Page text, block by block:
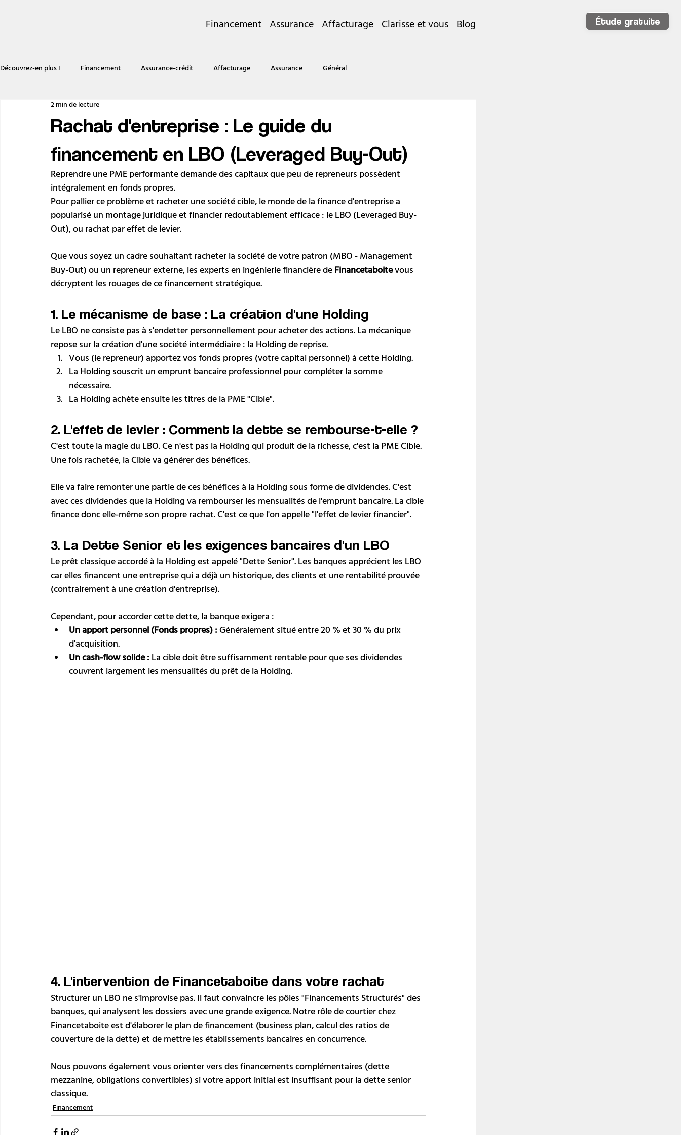
Financement Assurance Affacturage Clarisse et vous Blog Étude gratuite
Découvrez-en plus ! Financement Assurance-crédit Affacturage Assurance Général
Rachat d'entreprise : Le guide du
financement en LBO (Leveraged Buy-Out)
2 min de lecture
Reprendre une PME performante demande des capitaux que peu de repreneurs possèdent
intégralement en fonds propres.
Pour pallier ce problème et racheter une société cible, le monde de la finance d'entreprise a
popularisé un montage juridique et financier redoutablement efficace : le LBO (Leveraged Buy-
Out), ou rachat par effet de levier.
Que vous soyez un cadre souhaitant racheter la société de votre patron (MBO - Management
Buy-Out) ou un repreneur externe, les experts en ingénierie financière de Financetaboite vous
décryptent les rouages de ce financement stratégique.
1. Le mécanisme de base : La création d'une Holding
Le LBO ne consiste pas à s'endetter personnellement pour acheter des actions. La mécanique
repose sur la création d'une société intermédiaire : la Holding de reprise.
Vous (le repreneur) apportez vos fonds propres (votre capital personnel) à cette Holding.
La Holding souscrit un emprunt bancaire professionnel pour compléter la somme
nécessaire.
La Holding achète ensuite les titres de la PME "Cible".
2. L'effet de levier : Comment la dette se rembourse-t-elle ?
C'est toute la magie du LBO. Ce n'est pas la Holding qui produit de la richesse, c'est la PME Cible.
Une fois rachetée, la Cible va générer des bénéfices.
Elle va faire remonter une partie de ces bénéfices à la Holding sous forme de dividendes. C'est
avec ces dividendes que la Holding va rembourser les mensualités de l'emprunt bancaire. La cible
finance donc elle-même son propre rachat. C'est ce que l'on appelle "l'effet de levier financier".
3. La Dette Senior et les exigences bancaires d'un LBO
Le prêt classique accordé à la Holding est appelé "Dette Senior". Les banques apprécient les LBO
car elles financent une entreprise qui a déjà un historique, des clients et une rentabilité prouvée
(contrairement à une création d'entreprise).
Cependant, pour accorder cette dette, la banque exigera :
Un apport personnel (Fonds propres) : Généralement situé entre 20 % et 30 % du prix
d'acquisition.
Un cash-flow solide : La cible doit être suffisamment rentable pour que ses dividendes
couvrent largement les mensualités du prêt de la Holding.
4. L'intervention de Financetaboite dans votre rachat
Structurer un LBO ne s'improvise pas. Il faut convaincre les pôles "Financements Structurés" des
banques, qui analysent les dossiers avec une grande exigence. Notre rôle de courtier chez
Financetaboite est d'élaborer le plan de financement (business plan, calcul des ratios de
couverture de la dette) et de mettre les établissements bancaires en concurrence.
Nous pouvons également vous orienter vers des financements complémentaires (dette
mezzanine, obligations convertibles) si votre apport initial est insuffisant pour la dette senior
classique.
Financement